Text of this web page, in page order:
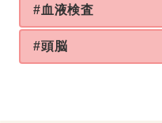
#血液検査
#頭脳